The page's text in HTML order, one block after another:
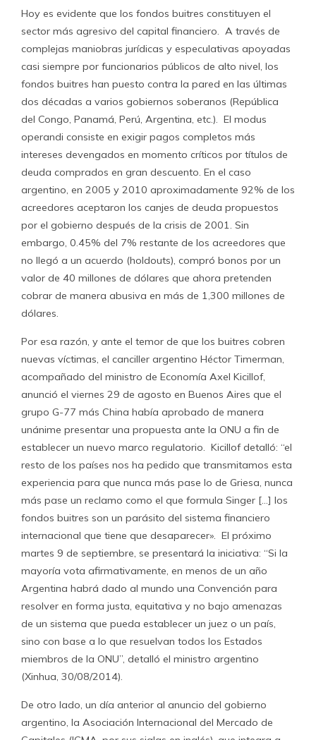
Hoy es evidente que los fondos buitres constituyen el
sector más agresivo del capital financiero. A través de
complejas maniobras jurídicas y especulativas apoyadas
casi siempre por funcionarios públicos de alto nivel, los
fondos buitres han puesto contra la pared en las últimas
dos décadas a varios gobiernos soberanos (República
del Congo, Panamá, Perú, Argentina, etc.). El modus
operandi consiste en exigir pagos completos más
intereses devengados en momento críticos por títulos de
deuda comprados en gran descuento. En el caso
argentino, en 2005 y 2010 aproximadamente 92% de los
acreedores aceptaron los canjes de deuda propuestos
por el gobierno después de la crisis de 2001. Sin
embargo, 0.45% del 7% restante de los acreedores que
no llegó a un acuerdo (holdouts), compró bonos por un
valor de 40 millones de dólares que ahora pretenden
cobrar de manera abusiva en más de 1,300 millones de
dólares.
Por esa razón, y ante el temor de que los buitres cobren
nuevas víctimas, el canciller argentino Héctor Timerman,
acompañado del ministro de Economía Axel Kicillof,
anunció el viernes 29 de agosto en Buenos Aires que el
grupo G-77 más China había aprobado de manera
unánime presentar una propuesta ante la ONU a fin de
establecer un nuevo marco regulatorio. Kicillof detalló: “el
resto de los países nos ha pedido que transmitamos esta
experiencia para que nunca más pase lo de Griesa, nunca
más pase un reclamo como el que formula Singer […] los
fondos buitres son un parásito del sistema financiero
internacional que tiene que desaparecer». El próximo
martes 9 de septiembre, se presentará la iniciativa: “Si la
mayoría vota afirmativamente, en menos de un año
Argentina habrá dado al mundo una Convención para
resolver en forma justa, equitativa y no bajo amenazas
de un sistema que pueda establecer un juez o un país,
sino con base a lo que resuelvan todos los Estados
miembros de la ONU”, detalló el ministro argentino
(Xinhua, 30/08/2014).
De otro lado, un día anterior al anuncio del gobierno
argentino, la Asociación Internacional del Mercado de